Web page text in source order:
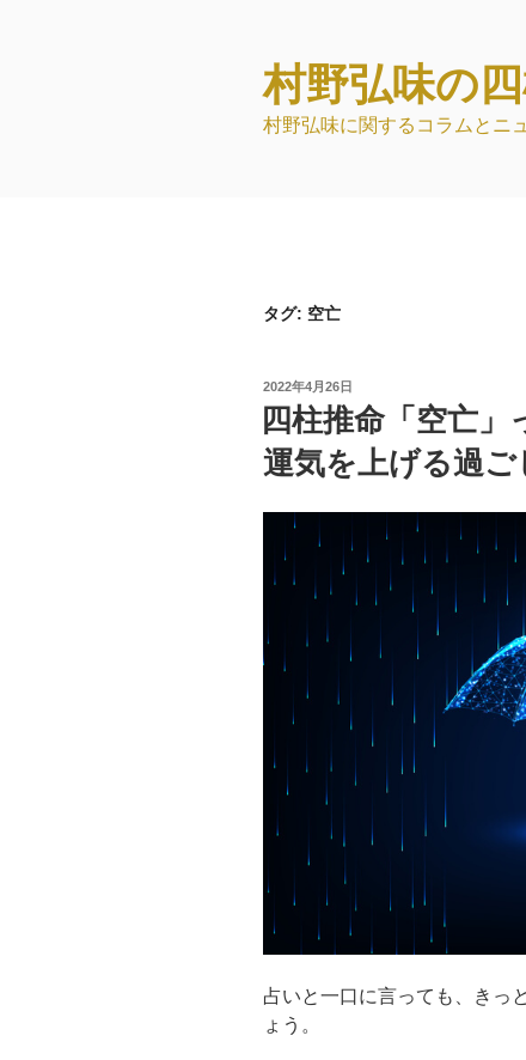
村野弘味の
村野弘味に関するコラムとニ
タグ: 空亡
投
稿
日:
2022年4月26日
四柱推命「空亡」
運気を上げる過ご
占いと一口に言っても、きっ
ょう。